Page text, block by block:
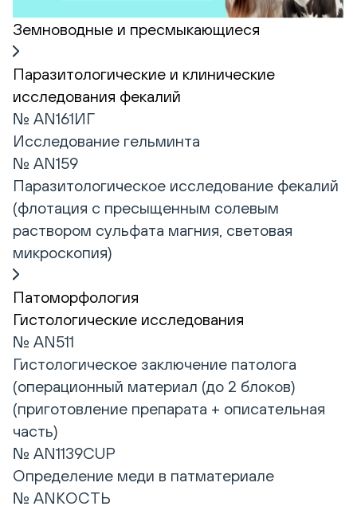
Земноводные и пресмыкающиеся
Паразитологические и клинические
исследования фекалий
№ AN161ИГ
Исследование гельминта
№ AN159
Паразитологическое исследование фекалий
(флотация с пресыщенным солевым
раствором сульфата магния, световая
микроскопия)
Патоморфология
Гистологические исследования
№ AN511
Гистологическое заключение патолога
(операционный материал (до 2 блоков)
(приготовление препарата + описательная
часть)
№ AN1139CUP
Определение меди в патматериале
№ ANКОСТЬ